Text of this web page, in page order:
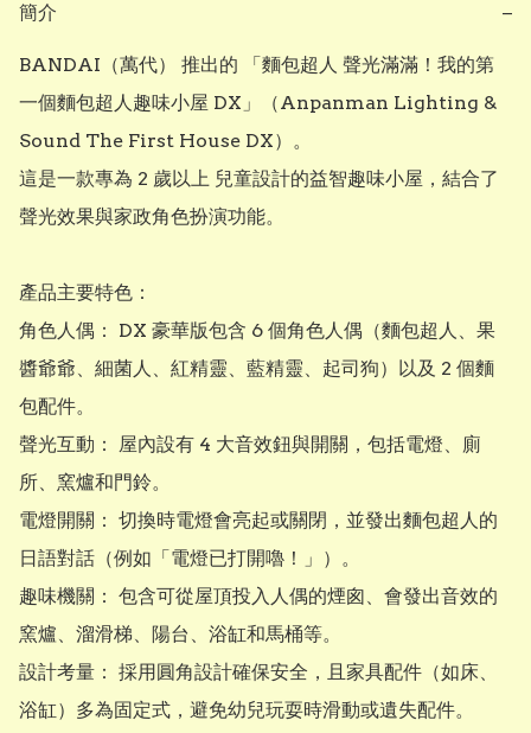
簡介 −
BANDAI（萬代） 推出的 「麵包超人 聲光滿滿！我的第
一個麵包超人趣味小屋 DX」（Anpanman Lighting &
Sound The First House DX）。
這是一款專為 2 歲以上 兒童設計的益智趣味小屋，結合了
聲光效果與家政角色扮演功能。
產品主要特色：
角色人偶： DX 豪華版包含 6 個角色人偶（麵包超人、果
醬爺爺、細菌人、紅精靈、藍精靈、起司狗）以及 2 個麵
包配件。
聲光互動： 屋內設有 4 大音效鈕與開關，包括電燈、廁
所、窯爐和門鈴。
電燈開關： 切換時電燈會亮起或關閉，並發出麵包超人的
日語對話（例如「電燈已打開嚕！」）。
趣味機關： 包含可從屋頂投入人偶的煙囪、會發出音效的
窯爐、溜滑梯、陽台、浴缸和馬桶等。
設計考量： 採用圓角設計確保安全，且家具配件（如床、
浴缸）多為固定式，避免幼兒玩耍時滑動或遺失配件。